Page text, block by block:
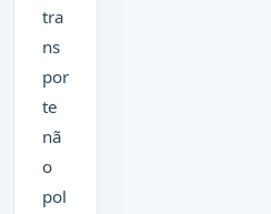
tra
ns
por
te
nã
o
pol